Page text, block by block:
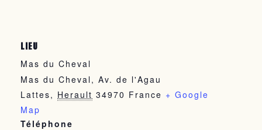
LIEU
Mas du Cheval
Mas du Cheval, Av. de l'Agau
Lattes, Herault 34970 France + Google
Map
Téléphone